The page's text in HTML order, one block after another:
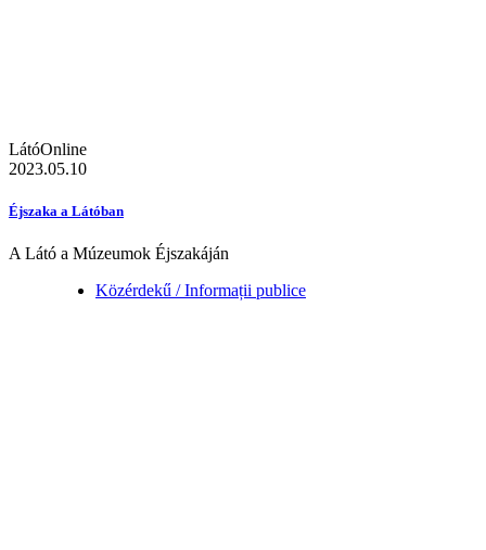
LátóOnline
2023.05.10
Éjszaka a Látóban
A Látó a Múzeumok Éjszakáján
Közérdekű / Informații publice